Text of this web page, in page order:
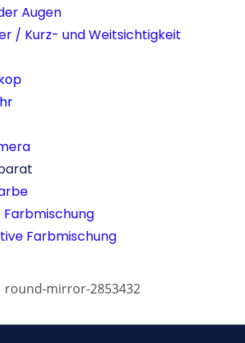
Augen
/ Kurz- und Weitsichtigkeit
Farbmischung
Farbmischung